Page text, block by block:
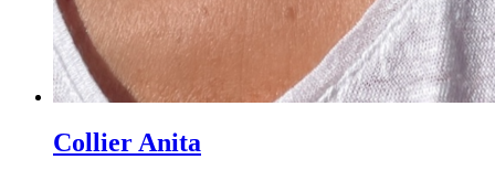
Collier Anita